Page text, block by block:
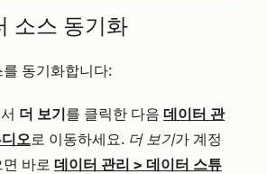
소스 동기화
동기화합니다:
더 보기를 클릭한 다음 데이터 관
오로 이동하세요. 더 보기가 계정
바로 데이터 관리 > 데이터 스튜